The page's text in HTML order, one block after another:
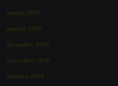
março 2019
janeiro 2019
dezembro 2018
novembro 2018
outubro 2018